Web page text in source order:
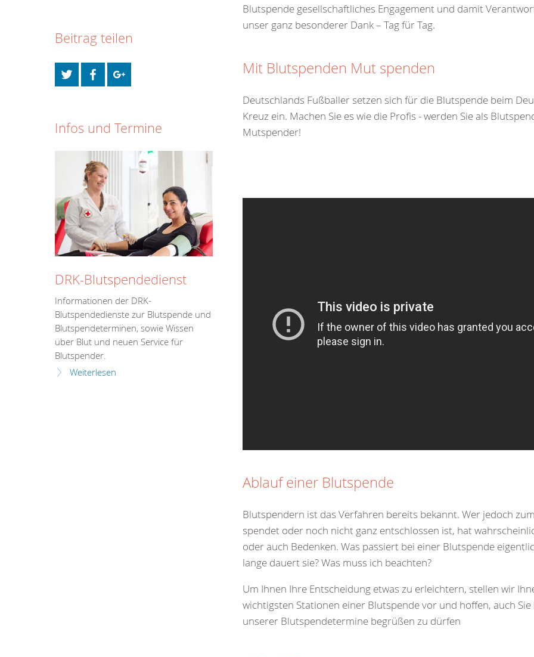
Blutspende gesellschaftliches Engagement und damit
unser ganz besonderer Dank – Tag für Tag.
Mit Blutspenden Mut spenden
Deutschlands Fußballer setzen sich für die Blutspende beim
Kreuz ein. Machen Sie es wie die Profis - werden Sie als
Mutspender!
Ablauf einer Blutspende
Blutspendern ist das Verfahren bereits bekannt. Wer jedoch
spendet oder noch nicht ganz entschlossen ist, hat
oder auch Bedenken. Was passiert bei einer Blutspende
lange dauert sie? Was muss ich beachten?
Um Ihnen Ihre Entscheidung etwas zu erleichtern, stellen wir
wichtigsten Stationen einer Blutspende vor und hoffen, auch
unserer Blutspendetermine begrüßen zu dürfen
Beitrag teilen
Infos und Termine
DRK-Blutspendedienst
Informationen der DRK-
Blutspendedienste zur Blutspende und
Blutspendeterminen, sowie Wissen
über Blut und neuen Service für
Blutspender.
Weiterlesen